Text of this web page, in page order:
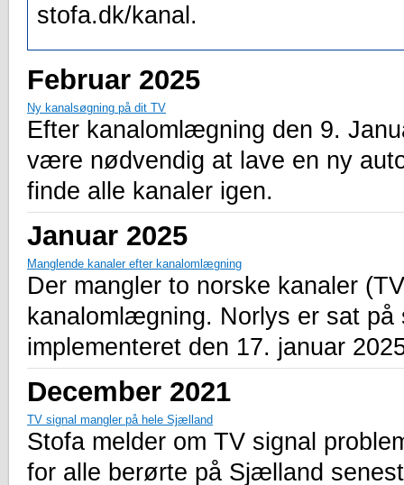
stofa.dk/kanal.
Februar 2025
Ny kanalsøgning på dit TV
Efter kanalomlægning den 9.
være nødvendig at lave en ny
finde alle kanaler igen.
Januar 2025
Manglende kanaler efter kanalomlægning
Der mangler to norske kanaler
kanalomlægning. Norlys er sat
implementeret den 17. januar
December 2021
TV signal mangler på hele Sjælland
Stofa melder om TV signal
for alle berørte på Sjælland